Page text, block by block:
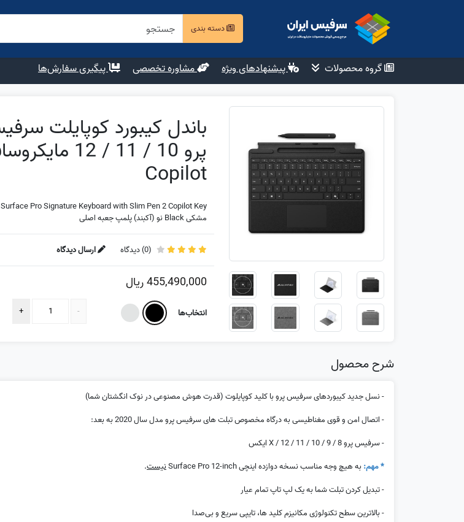
دسته بندی
گروه محصولات پیشنهادهای ویژه مشاوره تخصصی پیگیری سفارش‌ها
Copilot
Surface Pro Signature Keyboard with Slim Pen 2 Copilot Key
مشکی Black نو (آکبند) پلمپ جعبه اصلی
(
0) دیدگاه ارسال دیدگاه
455,490,000 ریال
انتخاب‌ها
شرح محصول
- نسل جدید کیبوردهای سرفیس پرو با کلید کوپایلوت (قدرت هوش مصنوعی در نوک انگشتان شما)
- اتصال امن و قوی مغناطیسی به درگاه مخصوص تبلت های سرفیس پرو مدل سال 2020 به بعد:
- سرفیس پرو 8 / 9 / 10 / 11 / 12 / X ایکس
* مهم: به هیچ وجه مناسب نسخه دوازده اینچی Surface Pro 12-inch نیست.
- تبدیل کردن تبلت شما به یک لپ تاپ تمام عیار
- بالاترین سطح تکنولوژی مکانیزم کلید ها، تایپی سریع و بی‌صدا